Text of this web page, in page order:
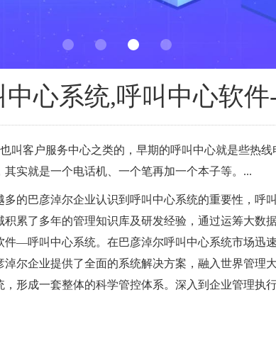
中心系统,呼叫中心软
也叫客户服务中心之类的，早期的呼叫中心就是些热
实就是一个电话机、一个笔再加一个本子等。...
的巴彦淖尔企业认识到呼叫中心系统的重要性，呼
累了多年的管理知识库及研发经验，通过运筹大数
—呼叫中心系统。在巴彦淖尔呼叫中心系统市场迅
尔企业提供了全面的系统解决方案，融入世界管理
形成一套整体的科学管控体系。深入到企业管理执